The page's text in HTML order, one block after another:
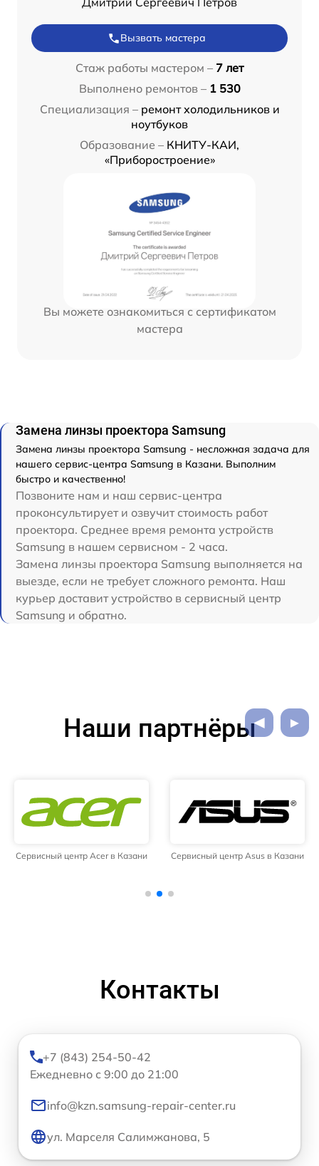
Вызвать мастера
Стаж работы мастером – 7 лет
Выполнено ремонтов – 1 530
Специализация – ремонт холодильников и
ноутбуков
Образование – КНИТУ-КАИ,
«Приборостроение»
Вы можете ознакомиться с сертификатом
мастера
Замена линзы проектора Samsung
Замена линзы проектора Samsung - несложная задача для
нашего сервис-центра Samsung в Казани. Выполним
быстро и качественно!
Позвоните нам и наш сервис-центра
проконсультирует и озвучит стоимость работ
проектора. Среднее время ремонта устройств
Samsung в нашем сервисном - 2 часа.
Замена линзы проектора Samsung выполняется на
выезде, если не требует сложного ремонта. Наш
курьер доставит устройство в сервисный центр
Samsung и обратно.
Наши партнёры
Сервисный центр Acer в Казани Сервисный центр Asus в Казани
Контакты
+7 (843) 254-50-42
Ежедневно с 9:00 до 21:00
info@kzn.samsung-repair-center.ru
ул. Марселя Салимжанова, 5